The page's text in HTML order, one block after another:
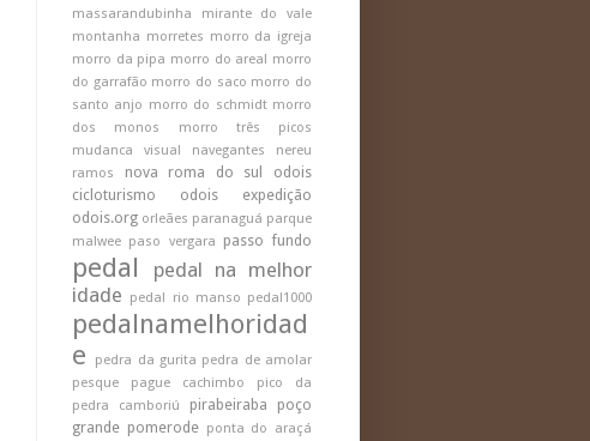
massarandubinha
mirante do vale
montanha morretes morro da igreja
morro da pipa morro do areal morro
do garrafão morro do saco morro do
santo anjo morro do schmidt morro
dos monos
morro três picos
mudanca visual
navegantes
nereu
ramos
nova roma do sul
odois
cicloturismo
odois expedição
odois.org orleães paranaguá parque
malwee paso vergara passo fundo
pedal
pedal na melhor
idade
pedal rio manso pedal1000
pedalnamelhoridad
e
pedra da gurita pedra de amolar
pesque pague cachimbo
pico da
pedra camboriú
pirabeiraba
poço
grande pomerode ponta do araçá